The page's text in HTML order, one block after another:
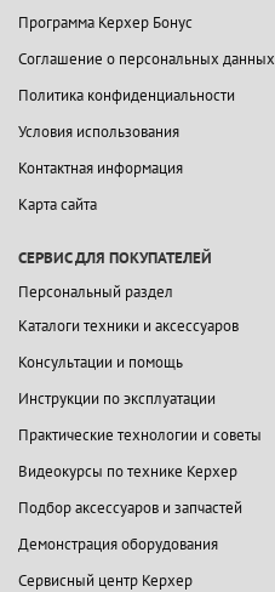
Программа Керхер Бонус
Соглашение о персональных данных
Политика конфиденциальности
Условия использования
Контактная информация
Карта сайта
СЕРВИС ДЛЯ ПОКУПАТЕЛЕЙ
Персональный раздел
Каталоги техники и аксессуаров
Консультации и помощь
Инструкции по эксплуатации
Практические технологии и советы
Видеокурсы по технике Керхер
Подбор аксессуаров и запчастей
Демонстрация оборудования
Сервисный центр Керхер